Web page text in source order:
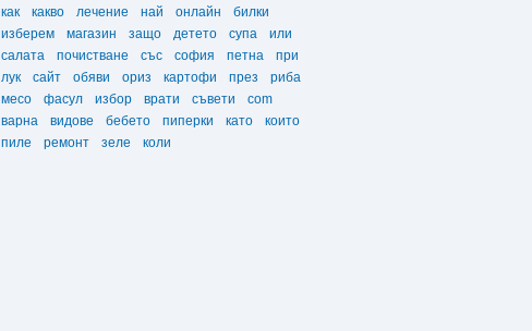
как какво лечение най онлайн
билки
изберем
магазин защо детето супа
или
салата
почистване със софия петна
при
лук
сайт обяви ориз картофи през
риба
месо
фасул избор врати съвети
com
варна
видове бебето пиперки като
които
пиле
ремонт зеле коли